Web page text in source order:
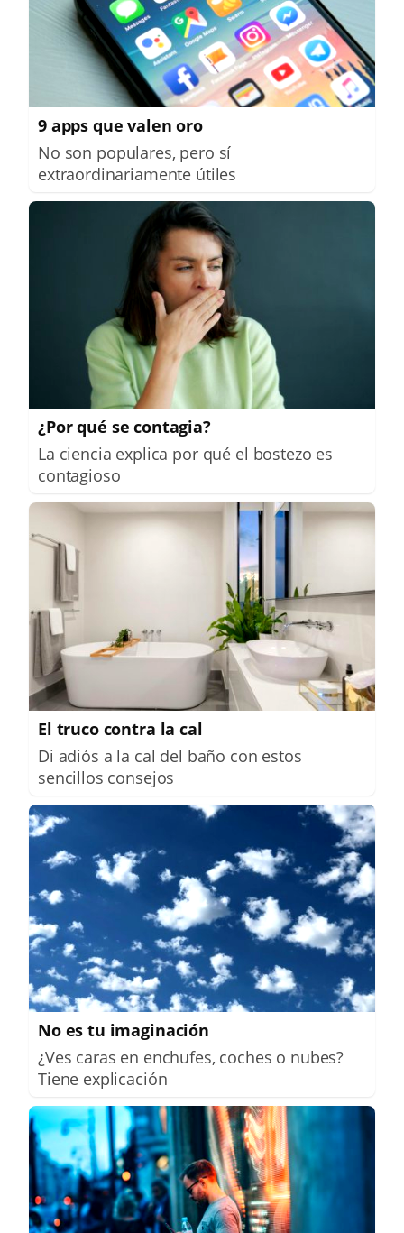
9 apps que valen oro
No son populares, pero sí
extraordinariamente útiles
¿Por qué se contagia?
La ciencia explica por qué el bostezo es
contagioso
El truco contra la cal
Di adiós a la cal del baño con estos
sencillos consejos
No es tu imaginación
¿Ves caras en enchufes, coches o nubes?
Tiene explicación